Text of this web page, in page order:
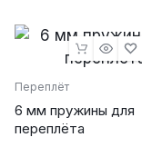
Переплёт
6 мм пружины для
переплёта